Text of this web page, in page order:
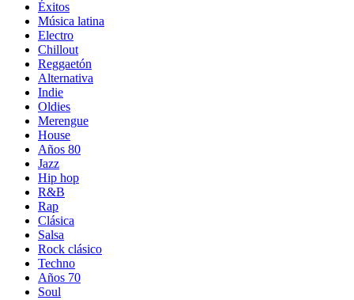
Éxitos
Música latina
Electro
Chillout
Reggaetón
Alternativa
Indie
Oldies
Merengue
House
Años 80
Jazz
Hip hop
R&B
Rap
Clásica
Salsa
Rock clásico
Techno
Años 70
Soul